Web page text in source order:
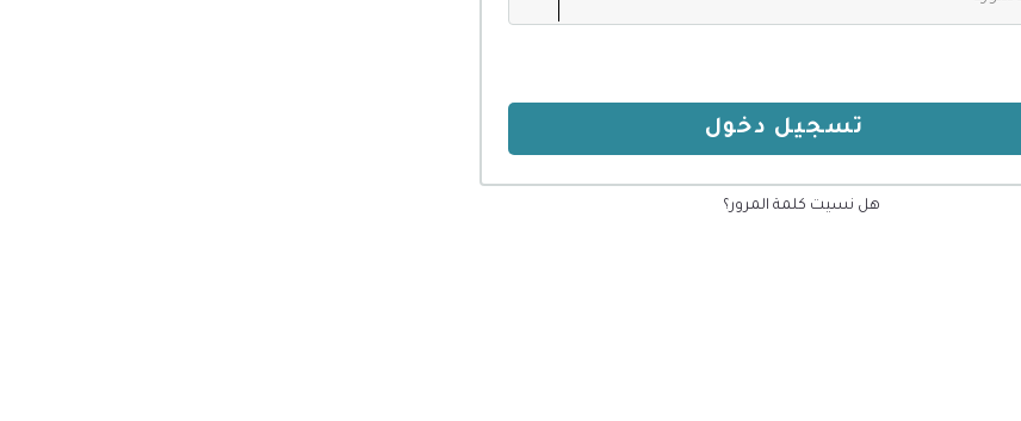
تسجيل دخول
هل نسيت كلمة المرور؟